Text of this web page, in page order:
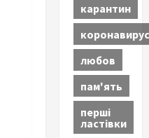
карантин
коронавирус
любов
пам'ять
перші
ластівки